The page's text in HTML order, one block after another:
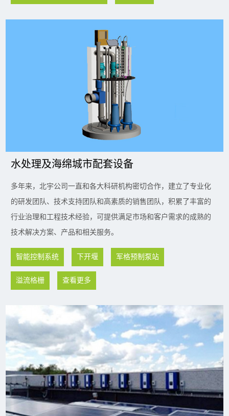
水处理及海绵城市配套设备
多年来，北宇公司一直和各大科研机构密切合作，建立了专业化
的研发团队、技术支持团队和高素质的销售团队，积累了丰富的
行业治理和工程技术经验，可提供满足市场和客户需求的成熟的
技术解决方案、产品和相关服务。
智能控制系统 下开堰 军格预制泵站
溢流格栅 查看更多